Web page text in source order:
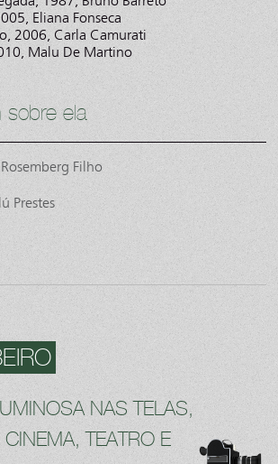
Eliana Fonseca
2006, Carla Camurati
Malu De Martino
sobre ela
Filho
Prestes
NAS TELAS,
TEATRO E